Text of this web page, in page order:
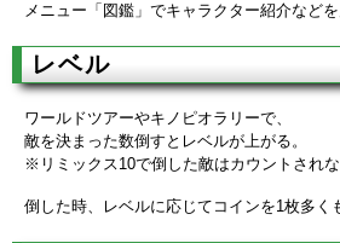
メニュー「図鑑」でキャラクター紹介などを
レベル
ワールドツアーやキノピオラリーで、
敵を決まった数倒すとレベルが上がる。
※リミックス10で倒した敵はカウントされ
倒した時、レベルに応じてコインを1枚多く